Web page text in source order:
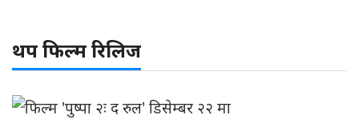
थप फिल्म रिलिज